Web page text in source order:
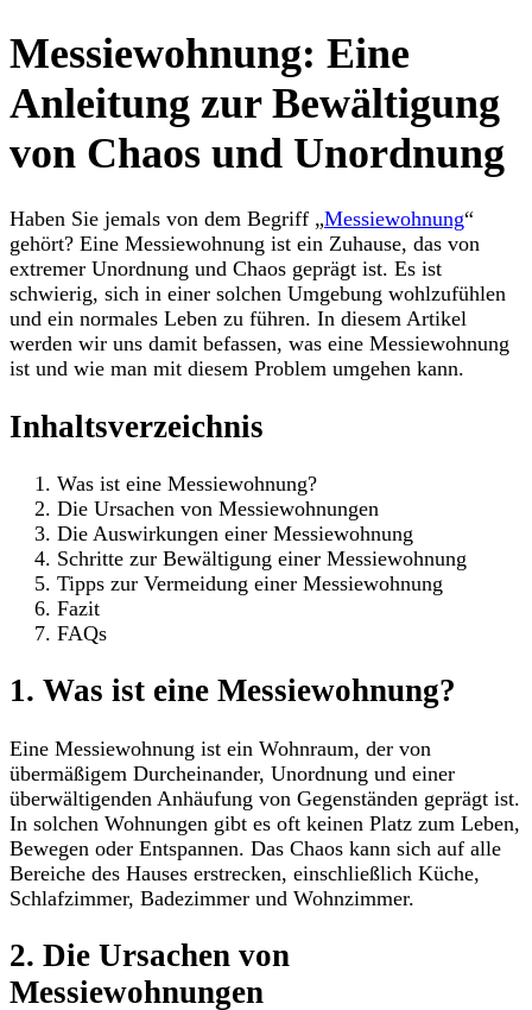
Messiewohnung: Eine
Anleitung zur Bewältigung
von Chaos und Unordnung
Haben Sie jemals von dem Begriff „Messiewohnung“
gehört? Eine Messiewohnung ist ein Zuhause, das von
extremer Unordnung und Chaos geprägt ist. Es ist
schwierig, sich in einer solchen Umgebung wohlzufühlen
und ein normales Leben zu führen. In diesem Artikel
werden wir uns damit befassen, was eine Messiewohnung
ist und wie man mit diesem Problem umgehen kann.
Inhaltsverzeichnis
Was ist eine Messiewohnung?
Die Ursachen von Messiewohnungen
Die Auswirkungen einer Messiewohnung
Schritte zur Bewältigung einer Messiewohnung
Tipps zur Vermeidung einer Messiewohnung
Fazit
FAQs
1. Was ist eine Messiewohnung?
Eine Messiewohnung ist ein Wohnraum, der von
übermäßigem Durcheinander, Unordnung und einer
überwältigenden Anhäufung von Gegenständen geprägt ist.
In solchen Wohnungen gibt es oft keinen Platz zum Leben,
Bewegen oder Entspannen. Das Chaos kann sich auf alle
Bereiche des Hauses erstrecken, einschließlich Küche,
Schlafzimmer, Badezimmer und Wohnzimmer.
2. Die Ursachen von
Messiewohnungen